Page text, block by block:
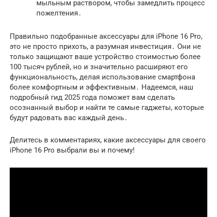
мыльным раствором, чтобы замедлить процесс
пожелтения․
Правильно подобранные аксессуары для iPhone 16 Pro,
это не просто прихоть, а разумная инвестиция․ Они не
только защищают ваше устройство стоимостью более
100 тысяч рублей, но и значительно расширяют его
функциональность, делая использование смартфона
более комфортным и эффективным․ Надеемся, наш
подробный гид 2025 года поможет вам сделать
осознанный выбор и найти те самые гаджеты, которые
будут радовать вас каждый день․
Делитесь в комментариях, какие аксессуары для своего
iPhone 16 Pro выбрали вы и почему!